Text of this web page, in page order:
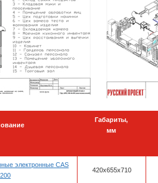
Габариты,
мм
электронные CAS
420x655x710